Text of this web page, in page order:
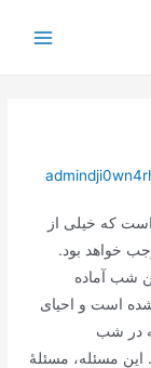
که خیلى از
خواهد بود.
شب آماده
است و احیای
در شب
مسئله، مسئلۀ